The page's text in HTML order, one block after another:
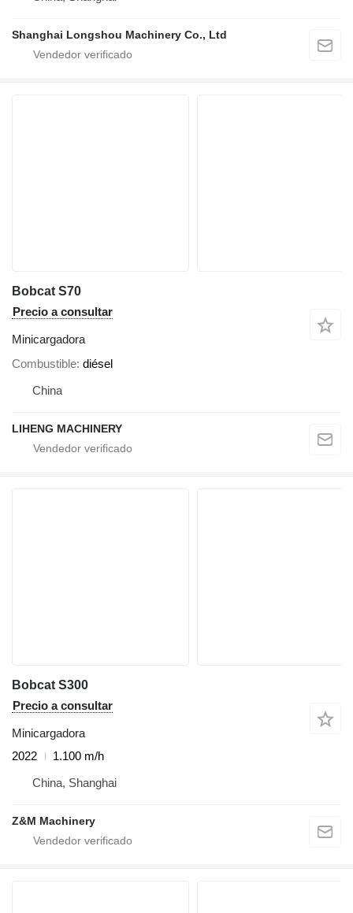
Shanghai Longshou Machinery Co., Ltd
Bobcat S70
Precio a consultar
Minicargadora
Combustible diésel
China
LIHENG MACHINERY
Bobcat S300
Precio a consultar
Minicargadora
2022
1.100 m/h
China, Shanghai
Z&M Machinery